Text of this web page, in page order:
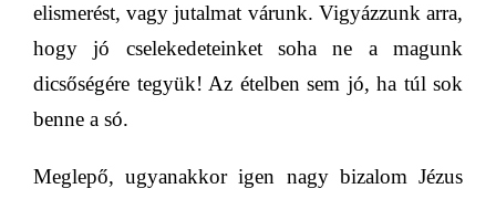
elismerést, vagy jutalmat várunk. Vigyázzunk arra,
hogy jó cselekedeteinket soha ne a magunk
dicsőségére tegyük! Az ételben sem jó, ha túl sok
benne a só.
Meglepő, ugyanakkor igen nagy bizalom Jézus